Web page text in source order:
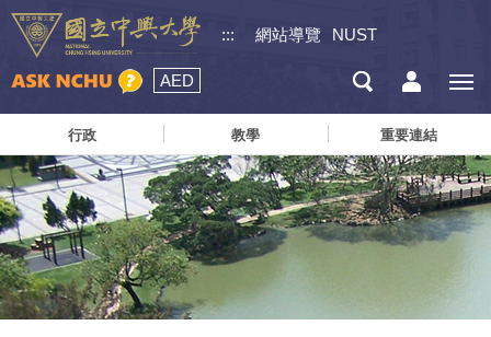
::: 網站導覽 NUST
AED
行政 教學 重要連結